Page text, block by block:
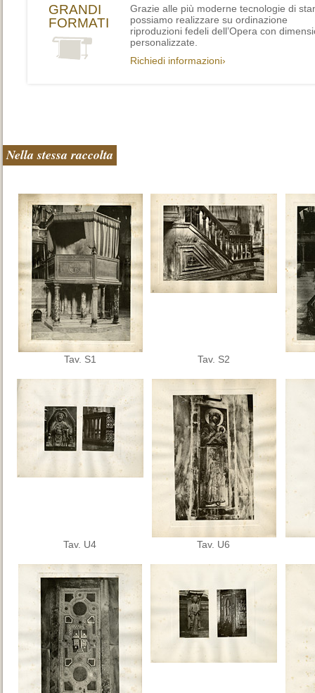
GRANDI
FORMATI
Grazie alle più moderne tecnologie di
possiamo realizzare su ordinazione
riproduzioni fedeli dell’Opera con
personalizzate.
Richiedi informazioni›
Nella stessa raccolta
Tav. S1 Tav. S2
Tav. U4 Tav. U6